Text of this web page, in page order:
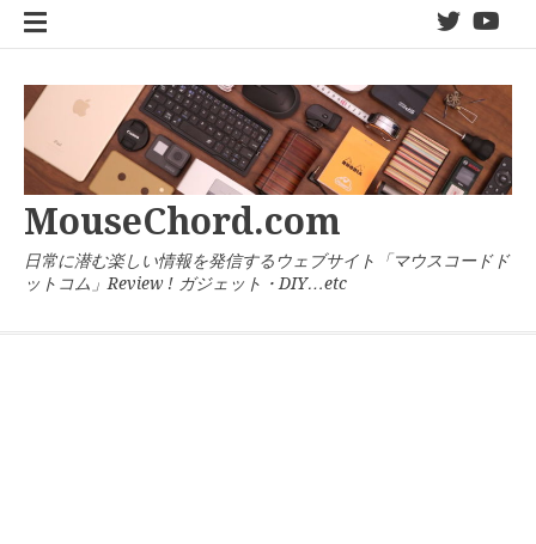
twitter
MouseChord.com
日常に潜む楽しい情報を発信するウェブサイト「マウスコードド
ットコム」Review ! ガジェット・DIY…etc